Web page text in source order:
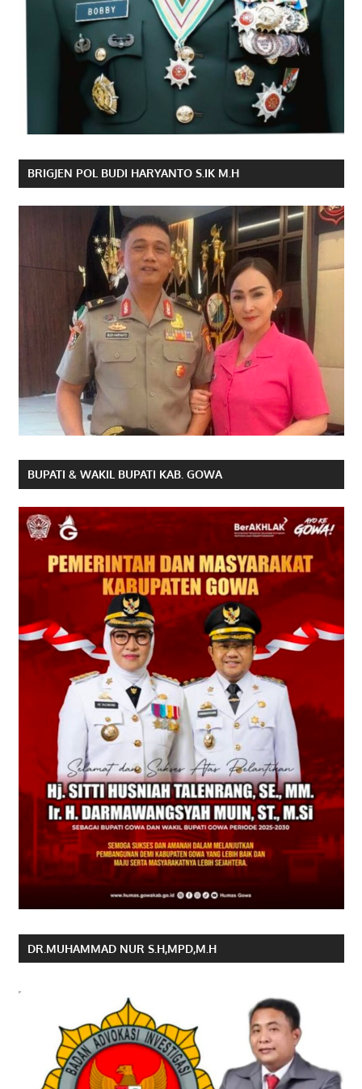
BRIGJEN POL BUDI HARYANTO S.IK M.H
BUPATI & WAKIL BUPATI KAB. GOWA
DR.MUHAMMAD NUR S.H,MPD,M.H